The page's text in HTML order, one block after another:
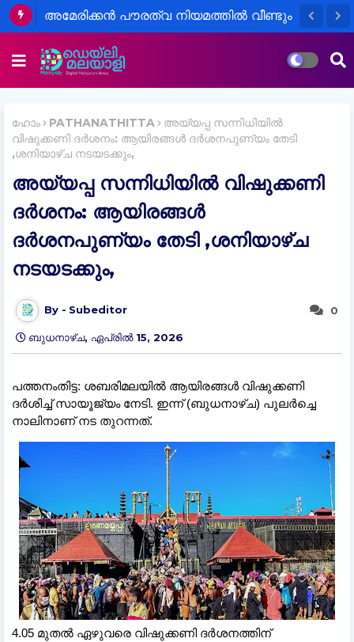
അമേരിക്കൻ പൗരത്വ നിയമത്തിൽ വീണ്ടും
ഹോം PATHANATHITTA
അയ്യപ്പ സന്നിധിയിൽ
വിഷുക്കണി ദർശനം: ആയിരങ്ങൾ ദർശനപുണ്യം തേടി
,ശനിയാഴ്ച നടയടക്കും,
അയ്യപ്പ സന്നിധിയിൽ വിഷുക്കണി
ദർശനം: ആയിരങ്ങൾ
ദർശനപുണ്യം തേടി ,ശനിയാഴ്ച
നടയടക്കും,
0
Subeditor
ബുധനാഴ്‌ച, ഏപ്രിൽ 15, 2026
പത്തനംതിട്ട: ശബരിമലയില്‍ ആയിരങ്ങള്‍ വിഷുക്കണി
ദര്‍ശിച്ച് സായൂജ്യം നേടി. ഇന്ന് (ബുധനാഴ്ച) പുലര്‍ച്ചെ
നാലിനാണ് നട തുറന്നത്.
4.05 മുതല്‍ ഏഴുവരെ വിഷുക്കണി ദര്‍ശനത്തിന്